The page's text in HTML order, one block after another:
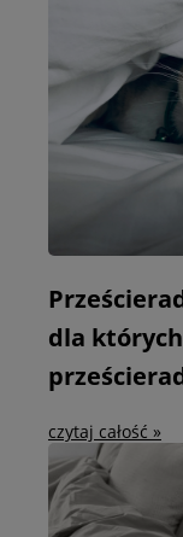
dla
czytaj całość »